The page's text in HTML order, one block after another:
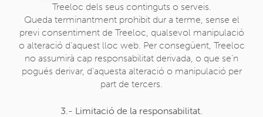
Treeloc dels seus continguts o serveis.
Queda terminantment prohibit dur a terme, sense el
previ consentiment de Treeloc, qualsevol manipulació
o alteració d’aquest lloc web. Per consegüent, Treeloc
no assumirà cap responsabilitat derivada, o que se’n
pogués derivar, d’aquesta alteració o manipulació per
part de tercers.
3.- Limitació de la responsabilitat.